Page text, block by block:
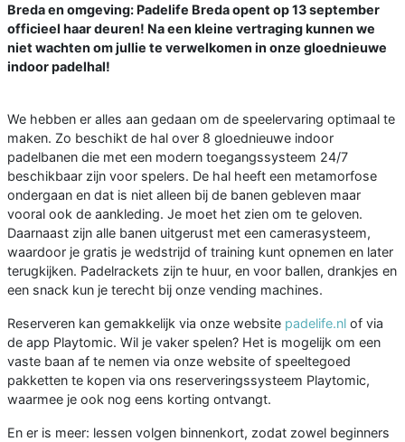
Breda en omgeving: Padelife Breda opent op 13 september
officieel haar deuren! Na een kleine vertraging kunnen we
niet wachten om jullie te verwelkomen in onze gloednieuwe
indoor padelhal!
We hebben er alles aan gedaan om de speelervaring optimaal te
maken. Zo beschikt de hal over 8 gloednieuwe indoor
padelbanen die met een modern toegangssysteem 24/7
beschikbaar zijn voor spelers. De hal heeft een metamorfose
ondergaan en dat is niet alleen bij de banen gebleven maar
vooral ook de aankleding. Je moet het zien om te geloven.
Daarnaast zijn alle banen uitgerust met een camerasysteem,
waardoor je gratis je wedstrijd of training kunt opnemen en later
terugkijken. Padelrackets zijn te huur, en voor ballen, drankjes en
een snack kun je terecht bij onze vending machines.
Reserveren kan gemakkelijk via onze website padelife.nl of via
de app Playtomic. Wil je vaker spelen? Het is mogelijk om een
vaste baan af te nemen via onze website of speeltegoed
pakketten te kopen via ons reserveringssysteem Playtomic,
waarmee je ook nog eens korting ontvangt.
En er is meer: lessen volgen binnenkort, zodat zowel beginners